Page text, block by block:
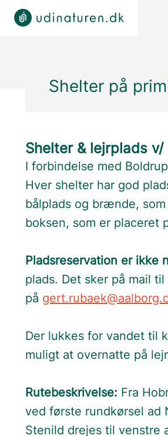
Shelter på
Shelter & lejrplads
I forbindelse med
Hver shelter har god
bålplads og brænde,
boksen, som er placeret
Pladsreservation er ikke
plads. Det sker på mail
på
Der lukkes for vandet til
muligt at overnatte på
Rutebeskrivelse: Fra
ved første rundkørsel ad
Stenild drejes til venstre